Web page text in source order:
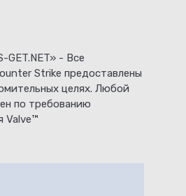
- Все
Strike предоставлены
целях. Любой
по требованию
Valve™